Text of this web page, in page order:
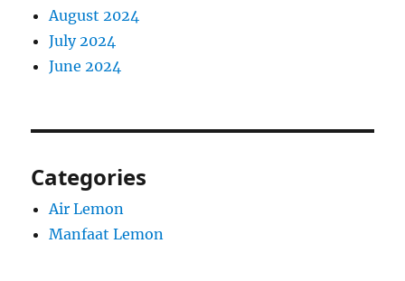
August 2024
July 2024
June 2024
Categories
Air Lemon
Manfaat Lemon